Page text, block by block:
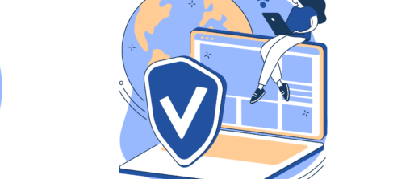
Des
contrôles juridiques et métiers
Un code couleur pour vous guider
Des contrôles à la
fin de la saisie